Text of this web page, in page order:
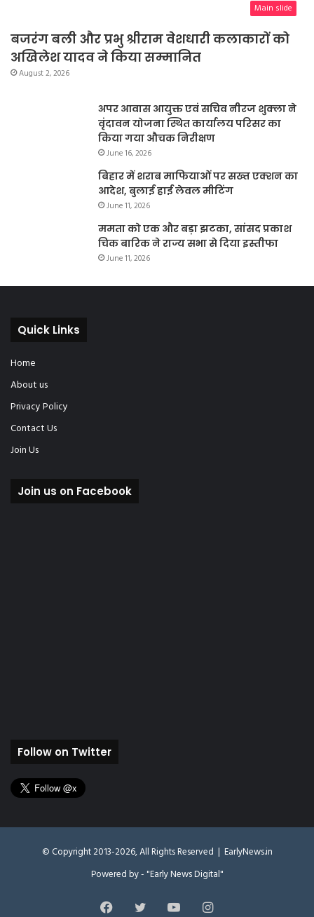
Main slide
बजरंग बली और प्रभु श्रीराम वेशधारी कलाकारों को
अखिलेश यादव ने किया सम्मानित
August 2, 2026
अपर आवास आयुक्त एवं सचिव नीरज शुक्ला ने
वृंदावन योजना स्थित कार्यालय परिसर का
किया गया औचक निरीक्षण
June 16, 2026
बिहार में शराब माफियाओं पर सख्त एक्शन का
आदेश, बुलाई हाई लेवल मीटिंग
June 11, 2026
ममता को एक और बड़ा झटका, सांसद प्रकाश
चिक बारिक ने राज्य सभा से दिया इस्तीफा
June 11, 2026
Quick Links
Home
About us
Privacy Policy
Contact Us
Join Us
Join us on Facebook
Follow on Twitter
© Copyright 2013-2026, All Rights Reserved | EarlyNews.in
Powered by - "Early News Digital"
FacebookTwitter YouTubeInstagram